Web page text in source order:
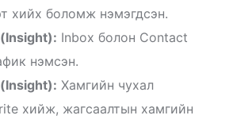
хийх боломж нэмэгдсэн.
Inbox болон Contact
нэмсэн.
Хамгийн чухал
хийж, жагсаалтын хамгийн